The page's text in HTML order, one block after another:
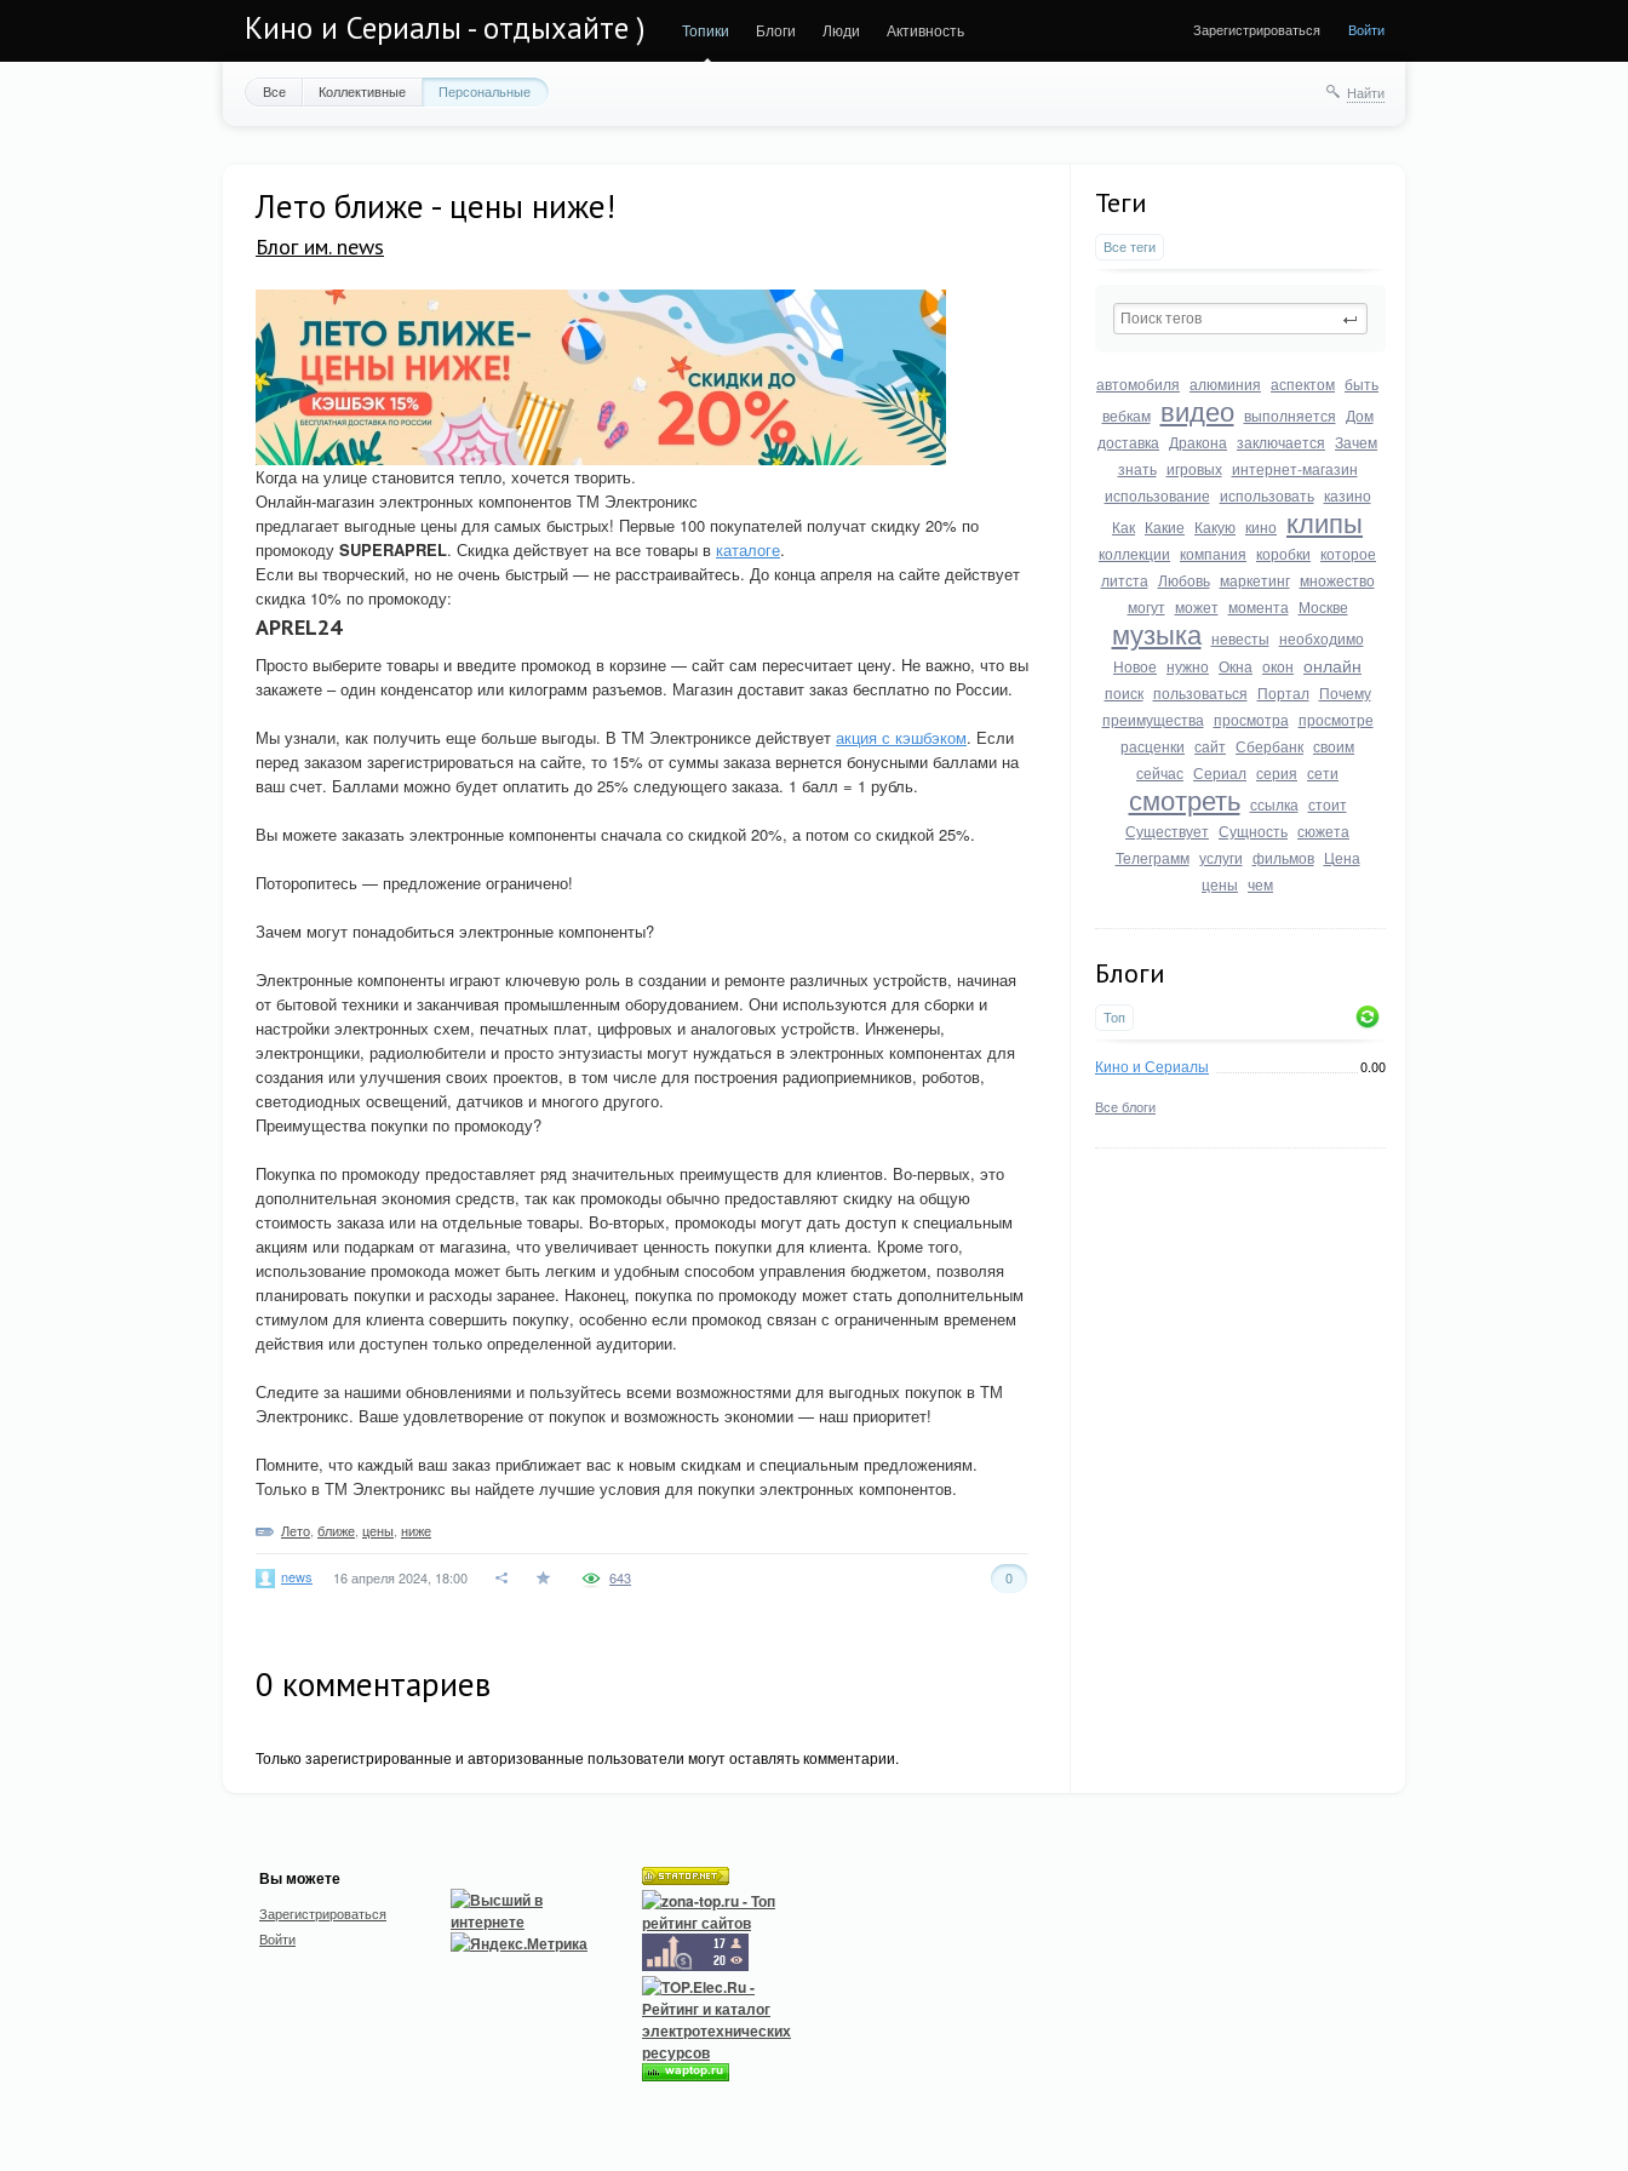
Кино и Сериалы - отдыхайте ) Топики Блоги Люди Активность Зарегистрироваться Войти
Все Коллективные Персональные Найти
Теги
Все теги
автомобиля алюминия аспектом быть
вебкам видео выполняется Дом
доставка Дракона заключается Зачем
знать игровых интернет-магазин
использование использовать казино
Как Какие Какую кино клипы
коллекции компания коробки которое
литста Любовь маркетинг множество
могут может момента Москве
музыка невесты необходимо
Новое нужно Окна окон онлайн
поиск пользоваться Портал Почему
преимущества просмотра просмотре
расценки сайт Сбербанк своим
сейчас Сериал серия сети
смотреть ссылка стоит
Существует Сущность сюжета
Телеграмм услуги фильмов Цена
цены чем
Блоги
Топ
Кино и Сериалы 0.00
Все блоги
Лето ближе - цены ниже!
Блог им. news
Когда на улице становится тепло, хочется творить.
Онлайн-магазин электронных компонентов ТМ Электроникс
предлагает выгодные цены для самых быстрых! Первые 100 покупателей получат скидку 20% по
промокоду SUPERAPREL. Скидка действует на все товары в каталоге.
Если вы творческий, но не очень быстрый — не расстраивайтесь. До конца апреля на сайте действует
скидка 10% по промокоду:
APREL24
Просто выберите товары и введите промокод в корзине — сайт сам пересчитает цену. Не важно, что вы
закажете – один конденсатор или килограмм разъемов. Магазин доставит заказ бесплатно по России.
Мы узнали, как получить еще больше выгоды. В ТМ Электрониксе действует акция с кэшбэком. Если
перед заказом зарегистрироваться на сайте, то 15% от суммы заказа вернется бонусными баллами на
ваш счет. Баллами можно будет оплатить до 25% следующего заказа. 1 балл = 1 рубль.
Вы можете заказать электронные компоненты сначала со скидкой 20%, а потом со скидкой 25%.
Поторопитесь — предложение ограничено!
Зачем могут понадобиться электронные компоненты?
Электронные компоненты играют ключевую роль в создании и ремонте различных устройств, начиная
от бытовой техники и заканчивая промышленным оборудованием. Они используются для сборки и
настройки электронных схем, печатных плат, цифровых и аналоговых устройств. Инженеры,
электронщики, радиолюбители и просто энтузиасты могут нуждаться в электронных компонентах для
создания или улучшения своих проектов, в том числе для построения радиоприемников, роботов,
светодиодных освещений, датчиков и многого другого.
Преимущества покупки по промокоду?
Покупка по промокоду предоставляет ряд значительных преимуществ для клиентов. Во-первых, это
дополнительная экономия средств, так как промокоды обычно предоставляют скидку на общую
стоимость заказа или на отдельные товары. Во-вторых, промокоды могут дать доступ к специальным
акциям или подаркам от магазина, что увеличивает ценность покупки для клиента. Кроме того,
использование промокода может быть легким и удобным способом управления бюджетом, позволяя
планировать покупки и расходы заранее. Наконец, покупка по промокоду может стать дополнительным
стимулом для клиента совершить покупку, особенно если промокод связан с ограниченным временем
действия или доступен только определенной аудитории.
Следите за нашими обновлениями и пользуйтесь всеми возможностями для выгодных покупок в ТМ
Электроникс. Ваше удовлетворение от покупок и возможность экономии — наш приоритет!
Помните, что каждый ваш заказ приближает вас к новым скидкам и специальным предложениям.
Только в ТМ Электроникс вы найдете лучшие условия для покупки электронных компонентов.
Лето ближе цены ниже
news 16 апреля 2024, 18:00 0
643
0 комментариев
Только зарегистрированные и авторизованные пользователи могут оставлять комментарии.
Вы можете
Зарегистрироваться
Войти